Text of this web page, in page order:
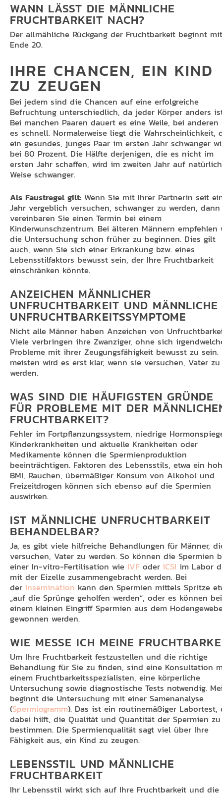
WANN LÄSST DIE MÄNNLICHE
FRUCHTBARKEIT NACH?
Der allmähliche Rückgang der Fruchtbarkeit beginnt
Ende 20.
IHRE CHANCEN, EIN KIND
ZU ZEUGEN
Bei jedem sind die Chancen auf eine erfolgreiche
Befruchtung unterschiedlich, da jeder Körper anders
Bei manchen Paaren dauert es eine Weile, bei anderen
es schnell. Normalerweise liegt die Wahrscheinlichkeit,
ein gesundes, junges Paar im ersten Jahr schwanger
bei 80 Prozent. Die Hälfte derjenigen, die es nicht im
ersten Jahr schaffen, wird im zweiten Jahr auf
Weise schwanger.
Als Faustregel gilt: Wenn Sie mit Ihrer Partnerin seit
Jahr vergeblich versuchen, schwanger zu werden, dann
vereinbaren Sie einen Termin bei einem
Kinderwunschzentrum. Bei älteren Männern empfehlen
die Untersuchung schon früher zu beginnen. Dies gilt
auch, wenn Sie sich einer Erkrankung bzw. eines
Lebensstilfaktors bewusst sein, der Ihre Fruchtbarkeit
einschränken könnte.
ANZEICHEN MÄNNLICHER
UNFRUCHTBARKEIT UND MÄNNLICHE
UNFRUCHTBARKEITSSYMPTOME
Nicht alle Männer haben Anzeichen von
Viele verbringen ihre Zwanziger, ohne sich
Probleme mit ihrer Zeugungsfähigkeit bewusst zu sein.
meisten wird es erst klar, wenn sie versuchen, Vater zu
werden.
WAS SIND DIE HÄUFIGSTEN GRÜNDE
FÜR PROBLEME MIT DER
FRUCHTBARKEIT?
Fehler im Fortpflanzungssystem, niedrige
Kinderkrankheiten und aktuelle Krankheiten oder
Medikamente können die Spermienproduktion
beeinträchtigen. Faktoren des Lebensstils, etwa ein
BMI, Rauchen, übermäßiger Konsum von Alkohol und
Freizeitdrogen können sich ebenso auf die Spermien
auswirken.
IST MÄNNLICHE UNFRUCHTBARKEIT
BEHANDELBAR?
Ja, es gibt viele hilfreiche Behandlungen für Männer,
versuchen, Vater zu werden. So können die Spermien
einer In-vitro-Fertilisation wie IVF oder ICSI im Labor
mit der Eizelle zusammengebracht werden. Bei
der Insemination kann den Spermien mittels Spritze
„auf die Sprünge geholfen werden“, oder es können bei
einem kleinen Eingriff Spermien aus dem
gewonnen werden.
WIE MESSE ICH MEINE
Um Ihre Fruchtbarkeit festzustellen und die richtige
Behandlung für Sie zu finden, sind eine Konsultation
einem Fruchtbarkeitsspezialisten, eine körperliche
Untersuchung sowie diagnostische Tests notwendig.
beginnt die Untersuchung mit einer Samenanalyse
(Spermiogramm). Das ist ein routinemäßiger Labortest,
dabei hilft, die Qualität und Quantität der Spermien zu
bestimmen. Die Spermienqualität sagt viel über Ihre
Fähigkeit aus, ein Kind zu zeugen.
LEBENSSTIL UND MÄNNLICHE
FRUCHTBARKEIT
Ihr Lebensstil wirkt sich auf Ihre Fruchtbarkeit und die